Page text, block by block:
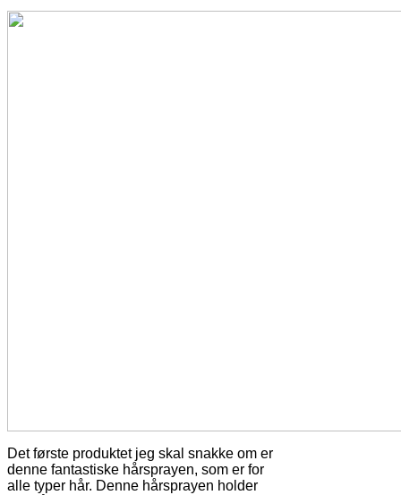
Det første produktet jeg skal snakke om er
denne fantastiske hårsprayen, som er for
alle typer hår. Denne hårsprayen holder